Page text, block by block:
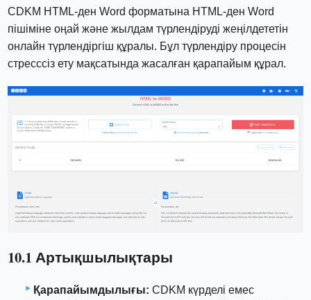
CDKM HTML-ден Word форматына HTML-ден Word
пішіміне оңай және жылдам түрлендіруді жеңілдететін
онлайн түрлендіргіш құралы. Бұл түрлендіру процесін
стресссіз ету мақсатында жасалған қарапайым құрал.
10.1 Артықшылықтары
Қарапайымдылығы: CDKM күрделі емес